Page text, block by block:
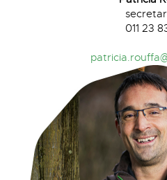
011 23